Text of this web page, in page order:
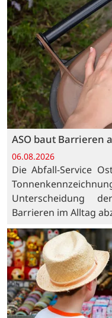
ASO baut Barrieren
06.08.2026
Die Abfall-Service
Unterscheidung
Barrieren im Alltag